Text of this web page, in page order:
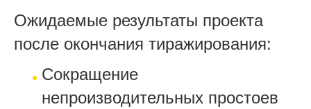
Ожидаемые результаты проекта
после окончания тиражирования:
Сокращение
непроизводительных простоев